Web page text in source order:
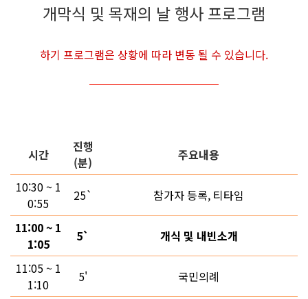
개막식 및 목재의 날 행사 프로그램
하기 프로그램은 상황에 따라 변동 될 수 있습니다.
시간
진행
(분)
주요내용
10:30 ~ 1
0:55
25`
참가자 등록, 티타임
11:00 ~ 1
1:05
5`
개식 및 내빈소개
11:05 ~ 1
1:10
5'
국민의례